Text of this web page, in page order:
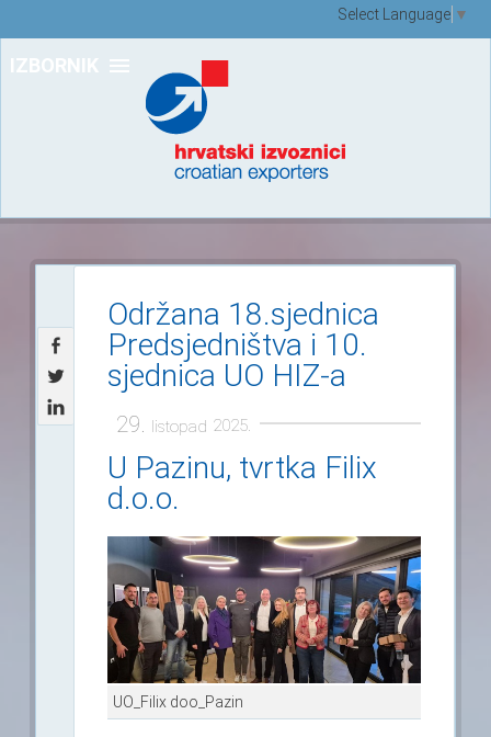
IZBORNIK
Select Language ▼
Održana 18.sjednica
Predsjedništva i 10.
sjednica UO HIZ-a
29. listopad 2025.
U Pazinu, tvrtka Filix
d.o.o.
UO_Filix doo_Pazin